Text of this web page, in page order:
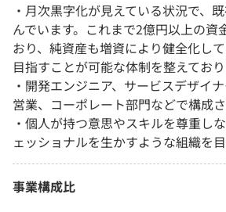
・月次黒字化が見えている状況で、
んでいます。これまで2億円以上の資
おり、純資産も増資により健全化し
目指すことが可能な体制を整えており
・開発エンジニア、サービスデザイ
営業、コーポレート部門などで構成さ
・個人が持つ意思やスキルを尊重し
ェッショナルを生かすような組織を目
事業構成比